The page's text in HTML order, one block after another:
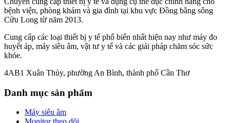
bệnh viện, phòng khám và gia đình tại khu vực Đồng bằng sông
Cửu Long từ năm 2013.
Cung cấp các loại thiết bị y tế phổ biến nhất hiện nay như máy đo
huyết áp, máy siêu âm, vật tư y tế và các giải pháp chăm sóc sức
khỏe.
4AB1 Xuân Thủy, phường An Bình, thành phố Cần Thơ
Danh mục sản phẩm
Máy siêu âm